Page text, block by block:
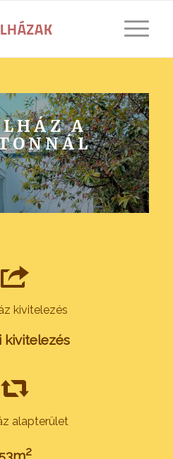
A
kivitelezés
kivitelezés
alapterület
2